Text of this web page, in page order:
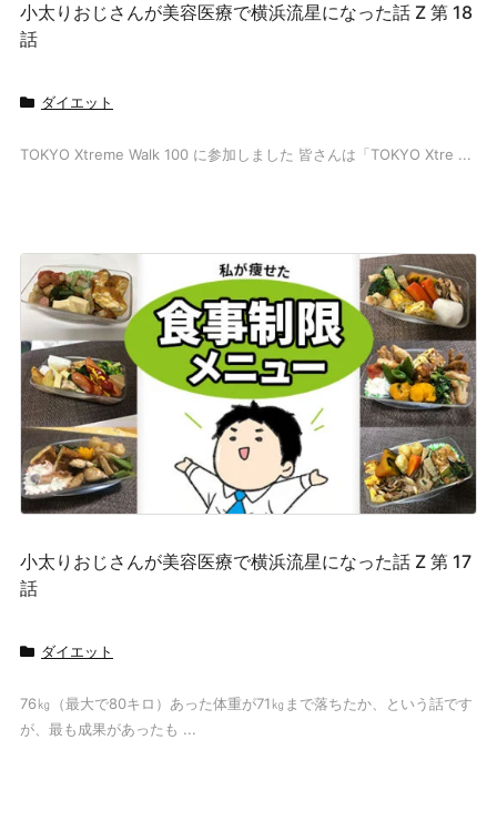
小太りおじさんが美容医療で横浜流星になった話 Z 第 18
話
ダイエット
TOKYO Xtreme Walk 100 に参加しました 皆さんは「TOKYO Xtre ...
小太りおじさんが美容医療で横浜流星になった話 Z 第 17
話
ダイエット
76㎏（最大で80キロ）あった体重が71㎏まで落ちたか、という話です
が、最も成果があったも ...